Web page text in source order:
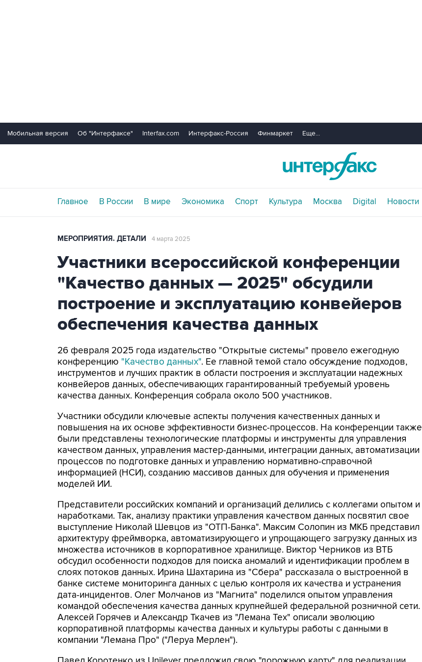
Мобильная версия Об "Интерфаксе" Interfax.com Интерфакс-Россия Финмаркет Еще...
Главное В России В мире Экономика Спорт Культура Москва Digital Новости
МЕРОПРИЯТИЯ. ДЕТАЛИ 4 марта 2025
Участники всероссийской конференции
"Качество данных — 2025" обсудили
построение и эксплуатацию конвейеров
обеспечения качества данных
26 февраля 2025 года издательство "Открытые системы" провело ежегодную
конференцию "Качество данных". Ее главной темой стало обсуждение подходов,
инструментов и лучших практик в области построения и эксплуатации надежных
конвейеров данных, обеспечивающих гарантированный требуемый уровень
качества данных. Конференция собрала около 500 участников.
Участники обсудили ключевые аспекты получения качественных данных и
повышения на их основе эффективности бизнес-процессов. На конференции также
были представлены технологические платформы и инструменты для управления
качеством данных, управления мастер-данными, интеграции данных, автоматизации
процессов по подготовке данных и управлению нормативно-справочной
информацией (НСИ), созданию массивов данных для обучения и применения
моделей ИИ.
Представители российских компаний и организаций делились с коллегами опытом и
наработками. Так, анализу практики управления качеством данных посвятил свое
выступление Николай Шевцов из "ОТП-Банка". Максим Солопин из МКБ представил
архитектуру фреймворка, автоматизирующего и упрощающего загрузку данных из
множества источников в корпоративное хранилище. Виктор Черников из ВТБ
обсудил особенности подходов для поиска аномалий и идентификации проблем в
слоях потоков данных. Ирина Шахтарина из "Сбера" рассказала о выстроенной в
банке системе мониторинга данных с целью контроля их качества и устранения
дата-инцидентов. Олег Молчанов из "Магнита" поделился опытом управления
командой обеспечения качества данных крупнейшей федеральной розничной сети.
Алексей Горячев и Александр Ткачев из "Лемана Тех" описали эволюцию
корпоративной платформы качества данных и культуры работы с данными в
компании "Лемана Про" ("Леруа Мерлен").